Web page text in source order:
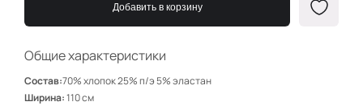
Общие характеристики
Состав:70% хлопок 25% п/э 5% эластан
Ширина:110 см
НЩ167
Пыльно-голубой
Сероголубой
Добавить в корзину